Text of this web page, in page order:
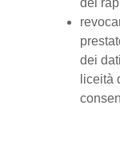
del
dei
liceità